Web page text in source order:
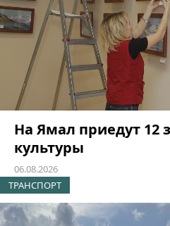
На Ямал приедут 12
культуры
06.08.2026
ТРАНСПОРТ